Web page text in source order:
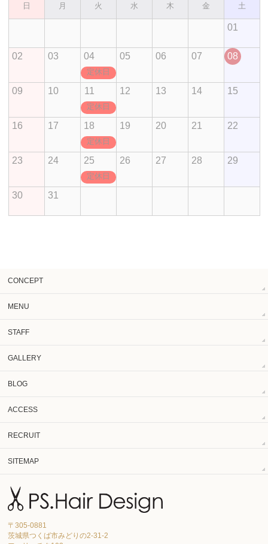
日 月 火 水 木 金 土
01
02 03 04
定休日
05 06 07 08
09 10 11
定休日
12 13 14 15
16 17 18
定休日
19 20 21 22
23 24 25
定休日
26 27 28 29
30 31
CONCEPT
MENU
STAFF
GALLERY
BLOG
ACCESS
RECRUIT
SITEMAP
〒305-0881
茨城県つくば市みどりの2-31-2